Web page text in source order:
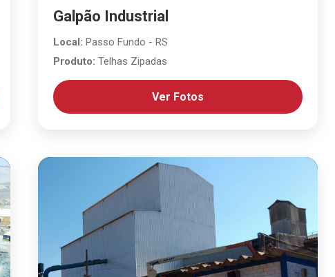
Galpão Industrial
Local: Passo Fundo - RS
Produto: Telhas Zipadas
Ver Fotos